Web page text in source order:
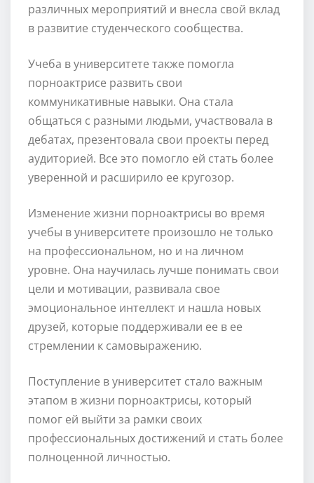
различных мероприятий и внесла свой вклад
в развитие студенческого сообщества.
Учеба в университете также помогла
порноактрисе развить свои
коммуникативные навыки. Она стала
общаться с разными людьми, участвовала в
дебатах, презентовала свои проекты перед
аудиторией. Все это помогло ей стать более
уверенной и расширило ее кругозор.
Изменение жизни порноактрисы во время
учебы в университете произошло не только
на профессиональном, но и на личном
уровне. Она научилась лучше понимать свои
цели и мотивации, развивала свое
эмоциональное интеллект и нашла новых
друзей, которые поддерживали ее в ее
стремлении к самовыражению.
Поступление в университет стало важным
этапом в жизни порноактрисы, который
помог ей выйти за рамки своих
профессиональных достижений и стать более
полноценной личностью.